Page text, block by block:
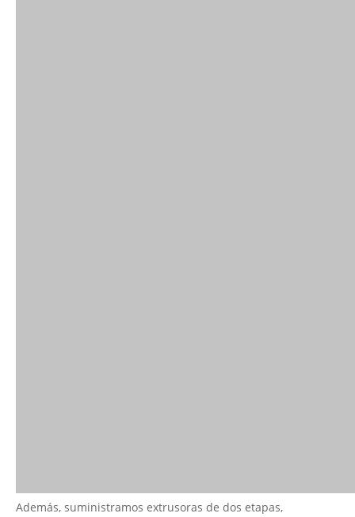
Además, suministramos extrusoras de dos etapas,